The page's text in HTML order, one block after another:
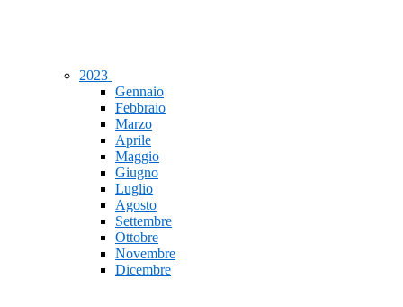
2023
Gennaio
Febbraio
Marzo
Aprile
Maggio
Giugno
Luglio
Agosto
Settembre
Ottobre
Novembre
Dicembre